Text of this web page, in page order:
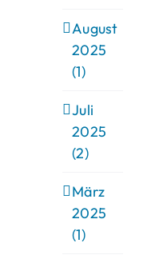
August
2025
(1)
Juli
2025
(2)
März
2025
(1)